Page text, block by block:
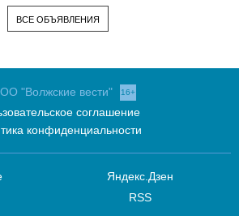
ВСЕ ОБЪЯВЛЕНИЯ
"Волжские вести" 16+
соглашение
конфиденциальности
Яндекс.Дзен
RSS